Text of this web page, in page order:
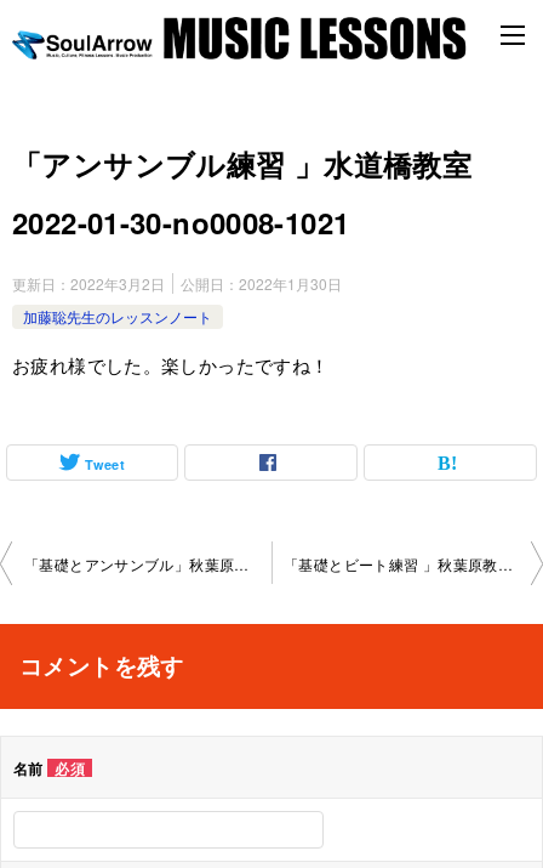
「アンサンブル練習 」水道橋教室
2022-01-30-no0008-1021
更新日： 2022年3月2日 公開日： 2022年1月30日
加藤聡先生のレッスンノート
お疲れ様でした。楽しかったですね！
Tweet
投
ビ
シ
「基礎とアンサンブル」秋葉原教室 2022-01-28-no0008-1023 「基礎とビート練習 」秋葉原教室2022-02-08-no0008-1024
コメントを残す
名前 必須